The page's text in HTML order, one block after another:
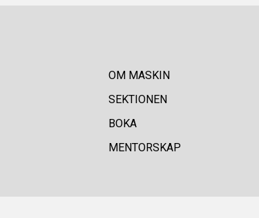
OM MASKIN
SEKTIONEN
BOKA
MENTORSKAP